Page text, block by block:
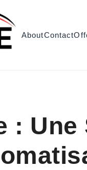
AboutContact
: Une